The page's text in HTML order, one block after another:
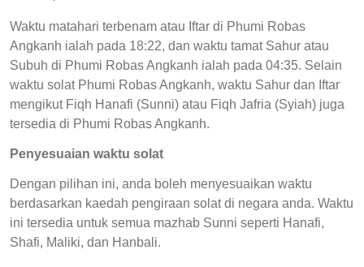
Waktu matahari terbenam atau Iftar di Phumi Robas
Angkanh ialah pada 18:22, dan waktu tamat Sahur atau
Subuh di Phumi Robas Angkanh ialah pada 04:35. Selain
waktu solat Phumi Robas Angkanh, waktu Sahur dan Iftar
mengikut Fiqh Hanafi (Sunni) atau Fiqh Jafria (Syiah) juga
tersedia di Phumi Robas Angkanh.
Penyesuaian waktu solat
Dengan pilihan ini, anda boleh menyesuaikan waktu
berdasarkan kaedah pengiraan solat di negara anda. Waktu
ini tersedia untuk semua mazhab Sunni seperti Hanafi,
Shafi, Maliki, dan Hanbali.